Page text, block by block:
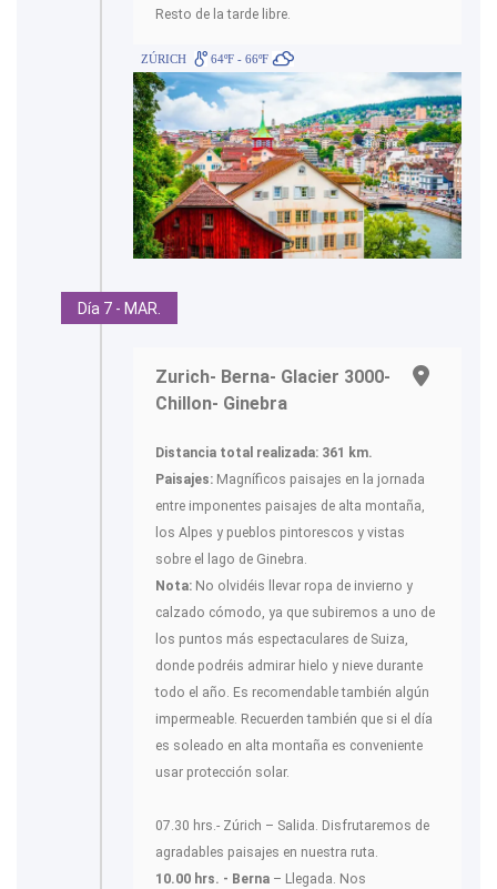
Resto de la tarde libre.
ZÚRICH 64ºF - 66ºF
Día 7 - MAR.
Zurich- Berna- Glacier 3000-
Chillon- Ginebra
Distancia total realizada: 361 km.
Paisajes: Magníficos paisajes en la jornada
entre imponentes paisajes de alta montaña,
los Alpes y pueblos pintorescos y vistas
sobre el lago de Ginebra.
Nota: No olvidéis llevar ropa de invierno y
calzado cómodo, ya que subiremos a uno de
los puntos más espectaculares de Suiza,
donde podréis admirar hielo y nieve durante
todo el año. Es recomendable también algún
impermeable. Recuerden también que si el día
es soleado en alta montaña es conveniente
usar protección solar.
07.30 hrs.- Zúrich – Salida. Disfrutaremos de
agradables paisajes en nuestra ruta.
10.00 hrs. - Berna – Llegada. Nos